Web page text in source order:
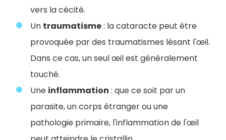
vers la cécité.
Un traumatisme: la cataracte peut être
provoquée par des traumatismes lésant l'œil.
Dans ce cas, un seul œil est généralement
touché.
Une inflammation : que ce soit par un
parasite, un corps étranger ou une
pathologie primaire, l'inflammation de l'œil